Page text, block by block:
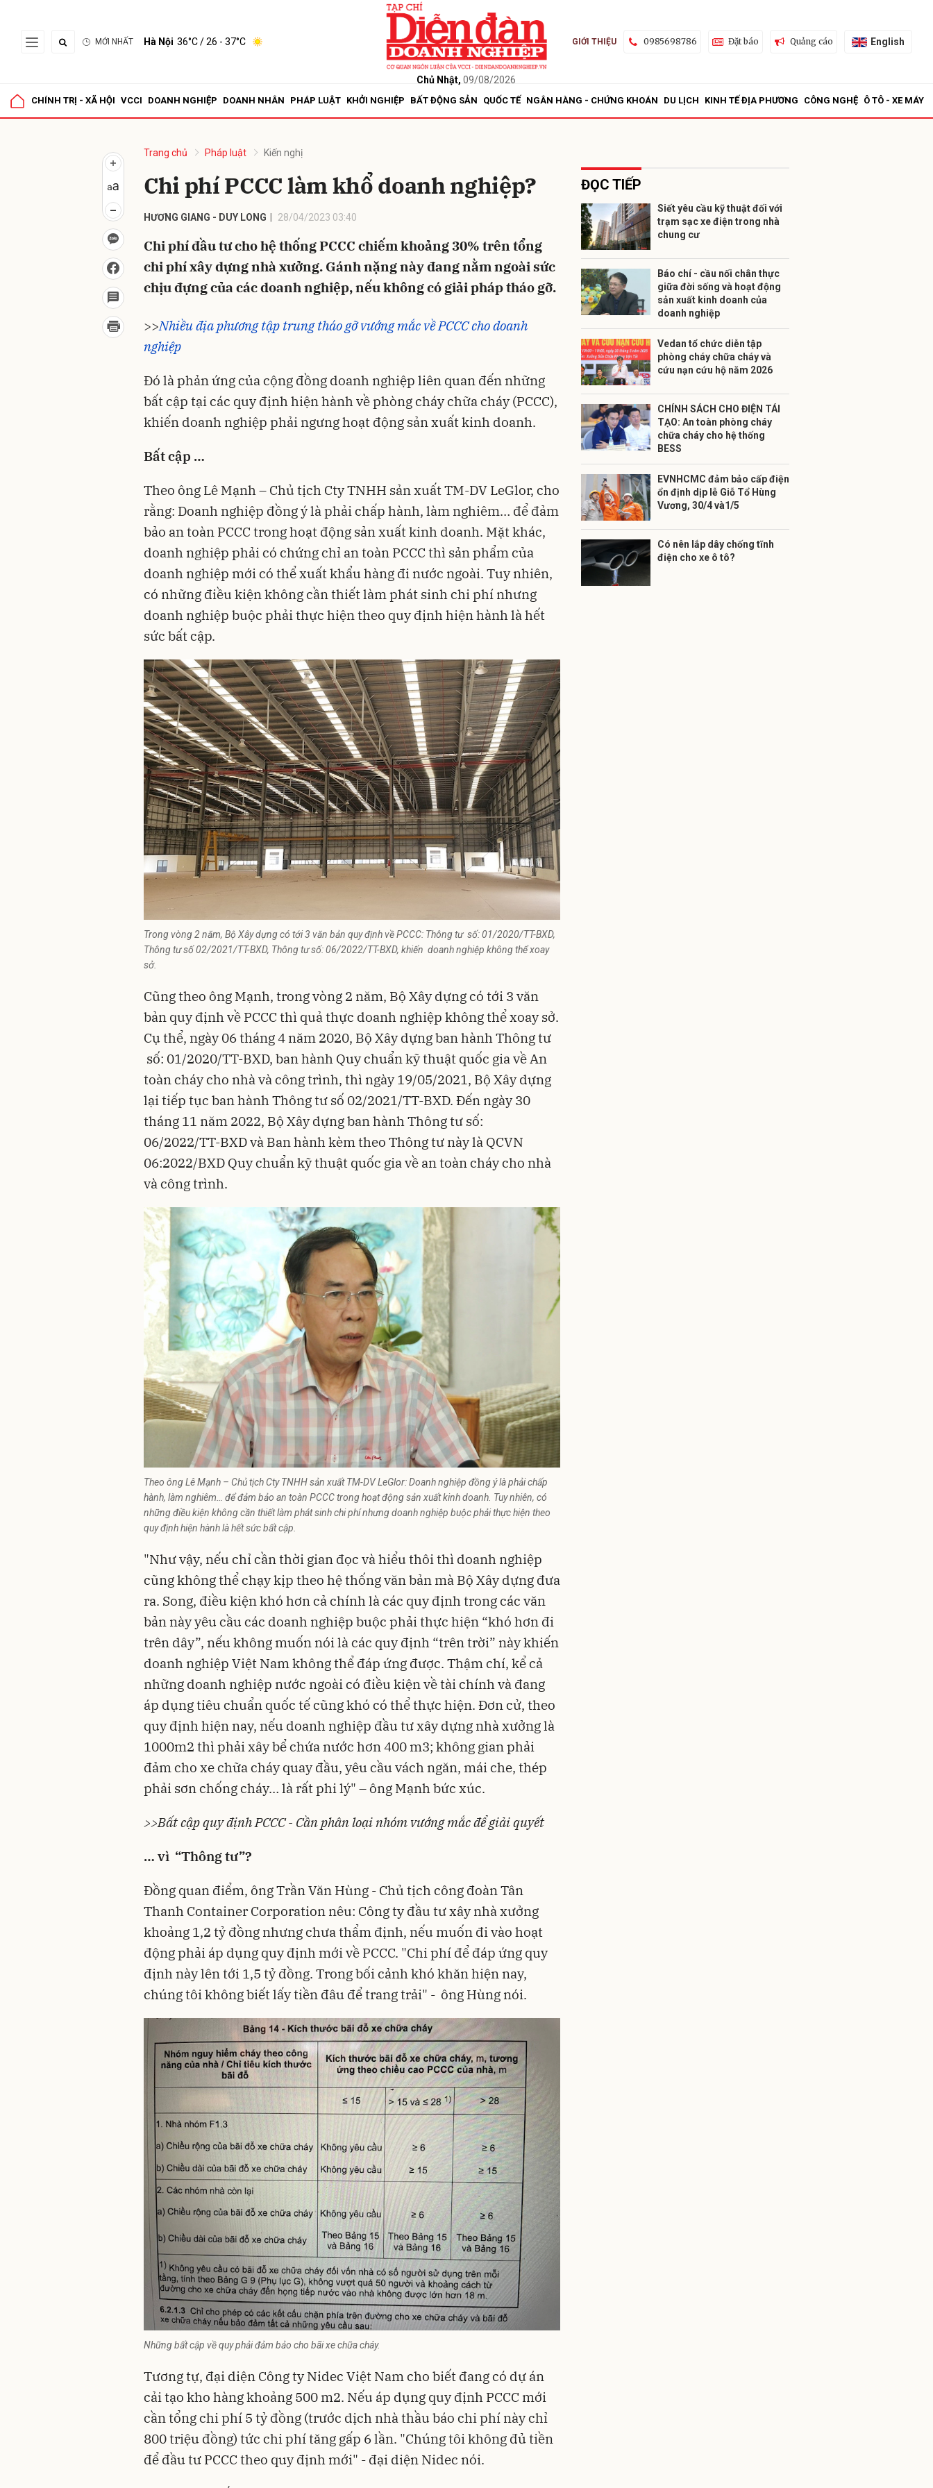
MỚI NHẤT Hà Nội 36°C/ 26 - 37°C
Chủ Nhật, 09/08/2026
GIỚI THIỆU 0985698786 Đặt báo Quảng cáo English
CHÍNH TRỊ - XÃ HỘI VCCI DOANH NGHIỆP DOANH NHÂN PHÁP LUẬT KHỞI NGHIỆP BẤT ĐỘNG SẢN QUỐC TẾ NGÂN HÀNG - CHỨNG KHOÁN DU LỊCH KINH TẾ ĐỊA PHƯƠNG CÔNG NGHỆ Ô TÔ - XE MÁY
Trang chủ Pháp luật Kiến nghị
Chi phí PCCC làm khổ doanh nghiệp?
HƯƠNG GIANG - DUY LONG 28/04/2023 03:40
Chi phí đầu tư cho hệ thống PCCC chiếm khoảng 30% trên tổng
chi phí xây dựng nhà xưởng. Gánh nặng này đang nằm ngoài sức
chịu đựng của các doanh nghiệp, nếu không có giải pháp tháo gỡ.
>>Nhiều địa phương tập trung tháo gỡ vướng mắc về PCCC cho doanh
nghiệp
Đó là phản ứng của cộng đồng doanh nghiệp liên quan đến những
bất cập tại các quy định hiện hành về phòng cháy chữa cháy (PCCC),
khiến doanh nghiệp phải ngưng hoạt động sản xuất kinh doanh.
Bất cập …
Theo ông Lê Mạnh – Chủ tịch Cty TNHH sản xuất TM-DV LeGlor, cho
rằng: Doanh nghiệp đồng ý là phải chấp hành, làm nghiêm… để đảm
bảo an toàn PCCC trong hoạt động sản xuất kinh doanh. Mặt khác,
doanh nghiệp phải có chứng chỉ an toàn PCCC thì sản phẩm của
doanh nghiệp mới có thể xuất khẩu hàng đi nước ngoài. Tuy nhiên,
có những điều kiện không cần thiết làm phát sinh chi phí nhưng
doanh nghiệp buộc phải thực hiện theo quy định hiện hành là hết
sức bất cập.
Trong vòng 2 năm, Bộ Xây dựng có tới 3 văn bản quy định về PCCC: Thông tư số: 01/2020/TT-BXD,
Thông tư số 02/2021/TT-BXD, Thông tư số: 06/2022/TT-BXD, khiến doanh nghiệp không thể xoay
sở.
Cũng theo ông Mạnh, trong vòng 2 năm, Bộ Xây dựng có tới 3 văn
bản quy định về PCCC thì quả thực doanh nghiệp không thể xoay sở.
Cụ thể, ngày 06 tháng 4 năm 2020, Bộ Xây dựng ban hành Thông tư
số: 01/2020/TT-BXD, ban hành Quy chuẩn kỹ thuật quốc gia về An
toàn cháy cho nhà và công trình, thì ngày 19/05/2021, Bộ Xây dựng
lại tiếp tục ban hành Thông tư số 02/2021/TT-BXD. Đến ngày 30
tháng 11 năm 2022, Bộ Xây dựng ban hành Thông tư số:
06/2022/TT-BXD và Ban hành kèm theo Thông tư này là QCVN
06:2022/BXD Quy chuẩn kỹ thuật quốc gia về an toàn cháy cho nhà
và công trình.
Theo ông Lê Mạnh – Chủ tịch Cty TNHH sản xuất TM-DV LeGlor: Doanh nghiệp đồng ý là phải chấp
hành, làm nghiêm… để đảm bảo an toàn PCCC trong hoạt động sản xuất kinh doanh. Tuy nhiên, có
những điều kiện không cần thiết làm phát sinh chi phí nhưng doanh nghiệp buộc phải thực hiện theo
quy định hiện hành là hết sức bất cập.
"Như vậy, nếu chỉ cần thời gian đọc và hiểu thôi thì doanh nghiệp
cũng không thể chạy kịp theo hệ thống văn bản mà Bộ Xây dựng đưa
ra. Song, điều kiện khó hơn cả chính là các quy định trong các văn
bản này yêu cầu các doanh nghiệp buộc phải thực hiện “khó hơn đi
trên dây”, nếu không muốn nói là các quy định “trên trời” này khiến
doanh nghiệp Việt Nam không thể đáp ứng được. Thậm chí, kể cả
những doanh nghiệp nước ngoài có điều kiện về tài chính và đang
áp dụng tiêu chuẩn quốc tế cũng khó có thể thực hiện. Đơn cử, theo
quy định hiện nay, nếu doanh nghiệp đầu tư xây dựng nhà xưởng là
1000m2 thì phải xây bể chứa nước hơn 400 m3; không gian phải
đảm cho xe chữa cháy quay đầu, yêu cầu vách ngăn, mái che, thép
phải sơn chống cháy… là rất phi lý" – ông Mạnh bức xúc.
>>Bất cập quy định PCCC - Cần phân loại nhóm vướng mắc để giải quyết
… vì “Thông tư”?
Đồng quan điểm, ông Trần Văn Hùng - Chủ tịch công đoàn Tân
Thanh Container Corporation nêu: Công ty đầu tư xây nhà xưởng
khoảng 1,2 tỷ đồng nhưng chưa thẩm định, nếu muốn đi vào hoạt
động phải áp dụng quy định mới về PCCC. "Chi phí để đáp ứng quy
định này lên tới 1,5 tỷ đồng. Trong bối cảnh khó khăn hiện nay,
chúng tôi không biết lấy tiền đâu để trang trải" - ông Hùng nói.
Những bất cập về quy phải đảm bảo cho bãi xe chữa cháy.
Tương tự, đại diện Công ty Nidec Việt Nam cho biết đang có dự án
cải tạo kho hàng khoảng 500 m2. Nếu áp dụng quy định PCCC mới
cần tổng chi phí 5 tỷ đồng (trước dịch nhà thầu báo chi phí này chỉ
800 triệu đồng) tức chi phí tăng gấp 6 lần. "Chúng tôi không đủ tiền
để đầu tư PCCC theo quy định mới" - đại diện Nidec nói.
ĐỌC TIẾP
Siết yêu cầu kỹ thuật đối với
trạm sạc xe điện trong nhà
chung cư
Báo chí - cầu nối chân thực
giữa đời sống và hoạt động
sản xuất kinh doanh của
doanh nghiệp
Vedan tổ chức diễn tập
phòng cháy chữa cháy và
cứu nạn cứu hộ năm 2026
CHÍNH SÁCH CHO ĐIỆN TÁI
TẠO: An toàn phòng cháy
chữa cháy cho hệ thống
BESS
EVNHCMC đảm bảo cấp điện
ổn định dịp lễ Giỗ Tổ Hùng
Vương, 30/4 và1/5
Có nên lắp dây chống tĩnh
điện cho xe ô tô?
Gửi